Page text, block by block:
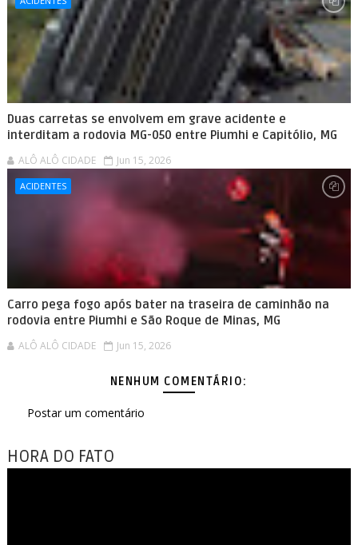
Duas carretas se envolvem em grave acidente e
interditam a rodovia MG-050 entre Piumhi e Capitólio, MG
ALÔ ALÔ CIDADE Jun 15, 2026
ACIDENTES
Carro pega fogo após bater na traseira de caminhão na
rodovia entre Piumhi e São Roque de Minas, MG
ALÔ ALÔ CIDADE Jun 15, 2026
NENHUM COMENTÁRIO:
Postar um comentário
HORA DO FATO